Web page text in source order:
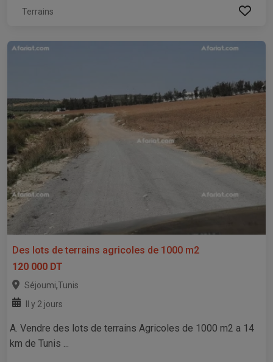
Terrains
Des lots de terrains agricoles de 1000 m2
120 000 DT
Séjoumi,Tunis
Il y 2 jours
A. Vendre des lots de terrains Agricoles de 1000 m2 a 14
km de Tunis ...